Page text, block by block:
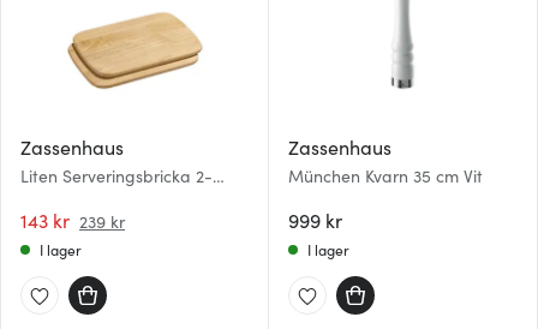
Zassenhaus
Liten Serveringsbricka 2-
143 kr 239 kr
I lager
Zassenhaus
München Kvarn 35 cm Vit
999 kr
I lager